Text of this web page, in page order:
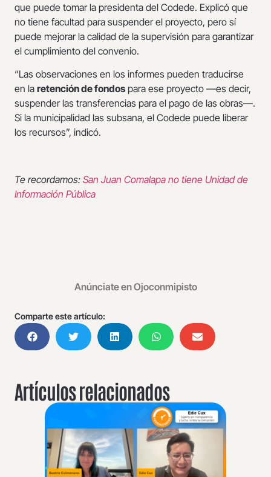
que puede tomar la presidenta del Codede. Explicó que
no tiene facultad para suspender el proyecto, pero sí
puede mejorar la calidad de la supervisión para garantizar
el cumplimiento del convenio.
“Las observaciones en los informes pueden traducirse
en la retención de fondos para ese proyecto —es decir,
suspender las transferencias para el pago de las obras—.
Si la municipalidad las subsana, el Codede puede liberar
los recursos”, indicó.
Te recordamos: San Juan Comalapa no tiene Unidad de
Información Pública
Anúnciate en Ojoconmipisto
Comparte este artículo:
Artículos relacionados